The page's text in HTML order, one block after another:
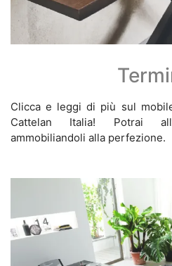
Clicca e leggi di più sul
Cattelan Italia! Potrai
ammobiliandoli alla perfezione.